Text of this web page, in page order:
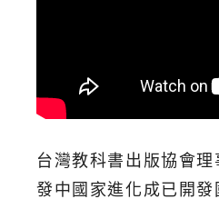
台灣教科書出版協會
發中國家進化成已開